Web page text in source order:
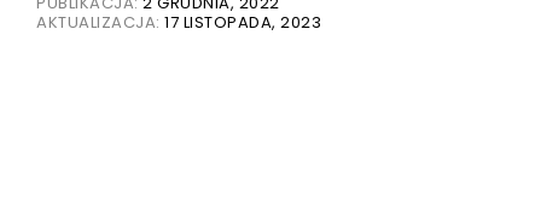
AKTUALIZACJA: 17 LISTOPADA, 2023